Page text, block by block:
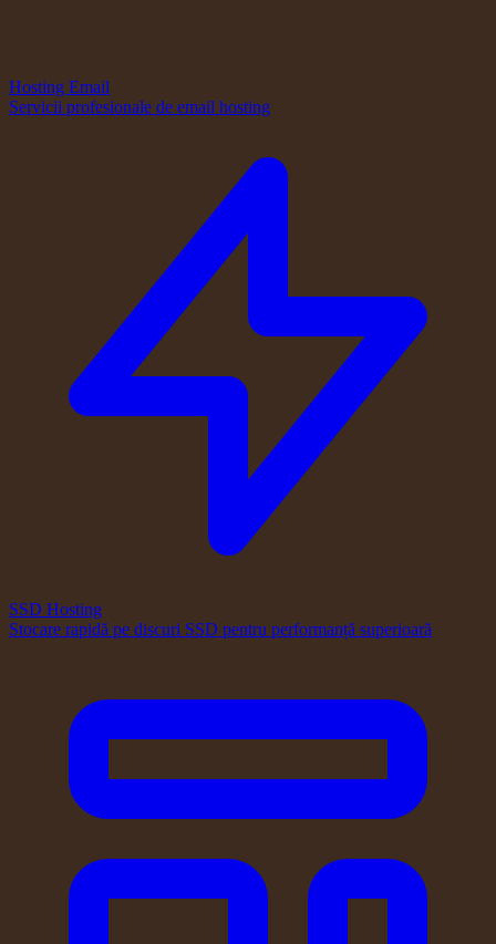
Hosting Email
Servicii profesionale de email hosting
SSD Hosting
Stocare rapidă pe discuri SSD pentru performanță superioară